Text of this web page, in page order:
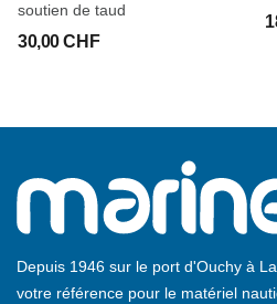
soutien de taud
30,00 CHF
Depuis 1946 sur le port d'Ouchy à
votre référence pour le matériel